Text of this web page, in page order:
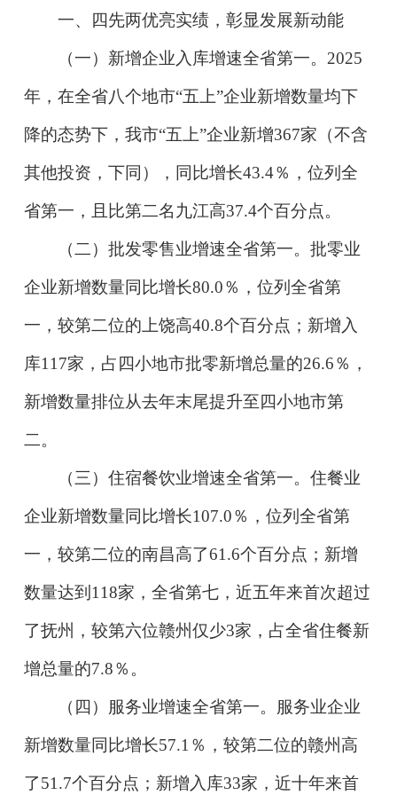
一、四先两优亮实绩，彰显发展新动能
（一）新增企业入库增速全省第一。2025
年，在全省八个地市“五上”企业新增数量均下
降的态势下，我市“五上”企业新增367家（不含
其他投资，下同），同比增长43.4％，位列全
省第一，且比第二名九江高37.4个百分点。
（二）批发零售业增速全省第一。批零业
企业新增数量同比增长80.0％，位列全省第
一，较第二位的上饶高40.8个百分点；新增入
库117家，占四小地市批零新增总量的26.6％，
新增数量排位从去年末尾提升至四小地市第
二。
（三）住宿餐饮业增速全省第一。住餐业
企业新增数量同比增长107.0％，位列全省第
一，较第二位的南昌高了61.6个百分点；新增
数量达到118家，全省第七，近五年来首次超过
了抚州，较第六位赣州仅少3家，占全省住餐新
增总量的7.8％。
（四）服务业增速全省第一。服务业企业
新增数量同比增长57.1％，较第二位的赣州高
了51.7个百分点；新增入库33家，近十年来首